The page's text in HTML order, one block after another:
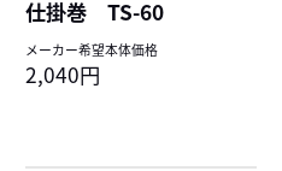
仕掛巻 TS-60
メーカー希望本体価格
2,040円